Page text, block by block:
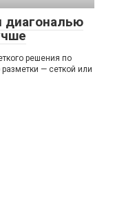
диагональю
решения по
— сеткой или